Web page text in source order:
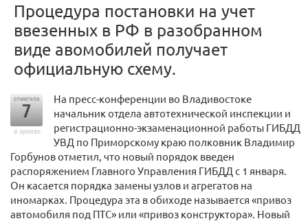
Процедура постановки на учет
ввезенных в РФ в разобранном
виде авомобилей получает
официальную схему.
отметили
7
в архиве
На пресс-конференции во Владивостоке
начальник отдела автотехнической инспекции и
регистрационно-экзаменационной работы ГИБДД
УВД по Приморскому краю полковник Владимир
Горбунов отметил, что новый порядок введен
распоряжением Главного Управления ГИБДД с 1 января.
Он касается порядка замены узлов и агрегатов на
иномарках. Процедура эта в обиходе называется «привоз
автомобиля под ПТС» или «привоз конструктора». Новый